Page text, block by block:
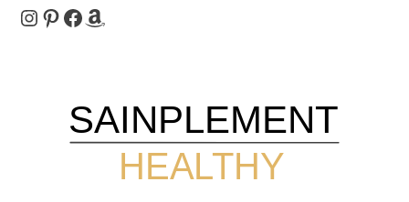
Instagram
Pinterest
Facebook
Amazon
HEALTHY
SAINPLEMENT